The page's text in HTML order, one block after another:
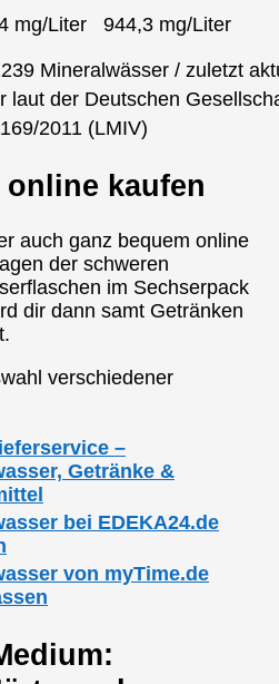
mg/Liter 944,3 mg/Liter
Mineralwässer / zuletzt
laut der Deutschen
2011 (LMIV)
kaufen
auch ganz bequem online
der schweren
im Sechserpack
dir dann samt Getränken
verschiedener
–
Getränke &
bei EDEKA24.de
von myTime.de